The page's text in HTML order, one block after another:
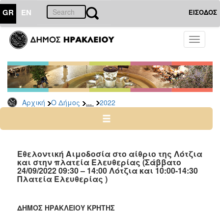
GR EN ΕΙΣΟΔΟΣ
Toggle
Αρχική Ο Δήμος ... 2022
ΔΗΜΟΣ
Δελτία
Τύπου
Αρχείο
2026
2024
2022
2021
2019
Εθελοντική Αιμοδοσία στο αίθριο της Λότζια
και στην πλατεία Ελευθερίας (Σάββατο
24/09/2022 09:30 – 14:00 Λότζια και 10:00-14:30
Πλατεία Ελευθερίας )
ΔΗΜΟΣ ΗΡΑΚΛΕΙΟΥ ΚΡΗΤΗΣ